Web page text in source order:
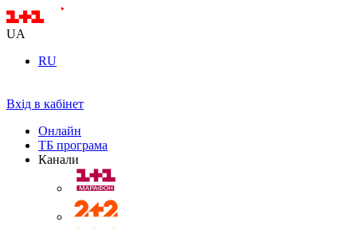
UA
RU
Вхід в кабінет
Онлайн
ТБ програма
Канали